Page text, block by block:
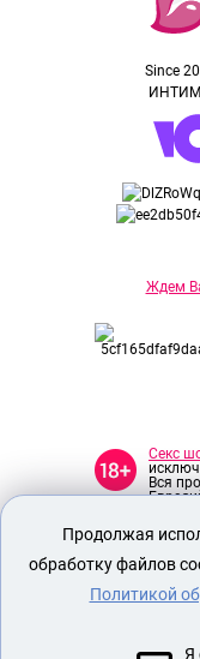
Since
Ждем
Секс
Вся
Продолжая
обработку файлов
Политикой
Я